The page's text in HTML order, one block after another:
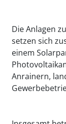
Die Anlagen
setzen sich
einem
Anrainern,